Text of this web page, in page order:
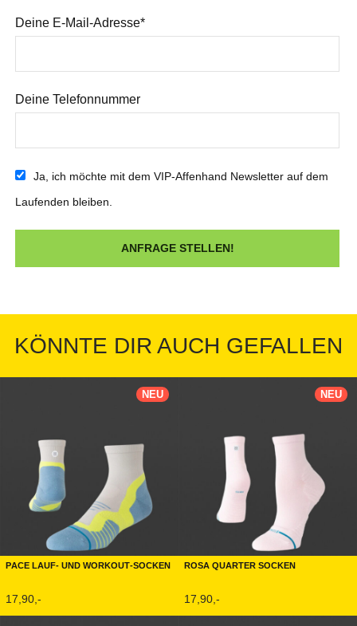
Deine E-Mail-Adresse*
Deine Telefonnummer
Ja, ich möchte mit dem VIP-Affenhand Newsletter auf dem
Laufenden bleiben.
KÖNNTE DIR AUCH GEFALLEN
NEU
Pace Lauf- und Workout-Socken
17,90,-
NEU
Rosa Quarter Socken
17,90,-